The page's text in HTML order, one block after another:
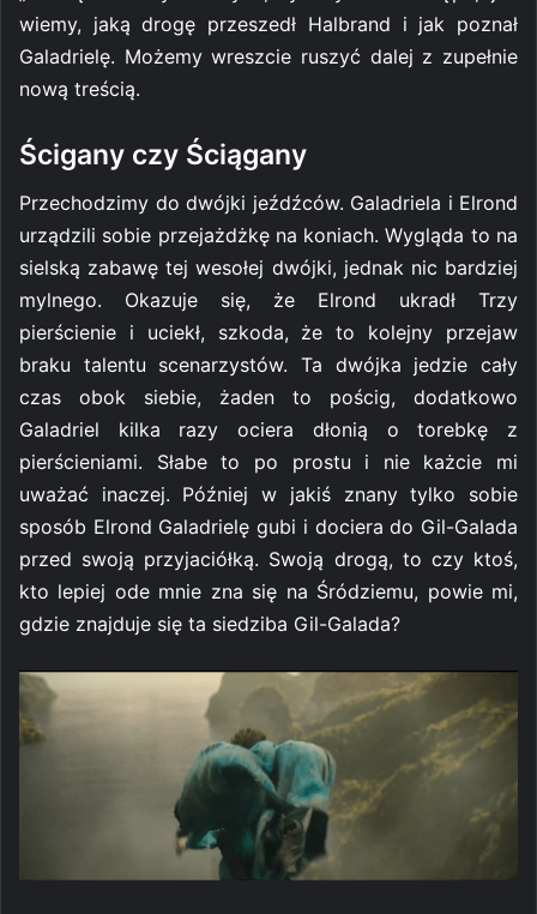
wiemy, jaką drogę przeszedł Halbrand i jak poznał
Galadrielę. Możemy wreszcie ruszyć dalej z zupełnie
nową treścią.
Ścigany czy Ściągany
Przechodzimy do dwójki jeźdźców. Galadriela i Elrond
urządzili sobie przejażdżkę na koniach. Wygląda to na
sielską zabawę tej wesołej dwójki, jednak nic bardziej
mylnego. Okazuje się, że Elrond ukradł Trzy
pierścienie i uciekł, szkoda, że to kolejny przejaw
braku talentu scenarzystów. Ta dwójka jedzie cały
czas obok siebie, żaden to pościg, dodatkowo
Galadriel kilka razy ociera dłonią o torebkę z
pierścieniami. Słabe to po prostu i nie każcie mi
uważać inaczej. Później w jakiś znany tylko sobie
sposób Elrond Galadrielę gubi i dociera do Gil-Galada
przed swoją przyjaciółką. Swoją drogą, to czy ktoś,
kto lepiej ode mnie zna się na Śródziemu, powie mi,
gdzie znajduje się ta siedziba Gil-Galada?